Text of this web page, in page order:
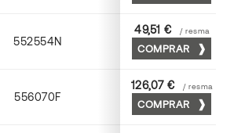
552554N 52 x 70
49,51 € / resma
COMPRAR
556070F 70 x 100
126,07 € / resma
COMPRAR